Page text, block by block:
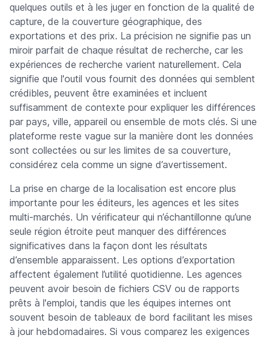
quelques outils et à les juger en fonction de la qualité de
capture, de la couverture géographique, des
exportations et des prix. La précision ne signifie pas un
miroir parfait de chaque résultat de recherche, car les
expériences de recherche varient naturellement. Cela
signifie que l'outil vous fournit des données qui semblent
crédibles, peuvent être examinées et incluent
suffisamment de contexte pour expliquer les différences
par pays, ville, appareil ou ensemble de mots clés. Si une
plateforme reste vague sur la manière dont les données
sont collectées ou sur les limites de sa couverture,
considérez cela comme un signe d’avertissement.
La prise en charge de la localisation est encore plus
importante pour les éditeurs, les agences et les sites
multi-marchés. Un vérificateur qui n’échantillonne qu’une
seule région étroite peut manquer des différences
significatives dans la façon dont les résultats
d’ensemble apparaissent. Les options d’exportation
affectent également l’utilité quotidienne. Les agences
peuvent avoir besoin de fichiers CSV ou de rapports
prêts à l'emploi, tandis que les équipes internes ont
souvent besoin de tableaux de bord facilitant les mises
à jour hebdomadaires. Si vous comparez les exigences